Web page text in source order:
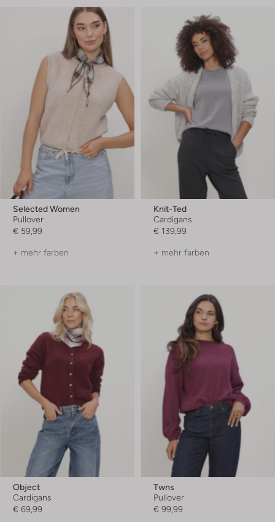
Selected Women
Pullover
€ 59,99
+ mehr farben
Knit-Ted
Cardigans
€ 139,99
+ mehr farben
Object
Cardigans
€ 69,99
Twns
Pullover
€ 99,99